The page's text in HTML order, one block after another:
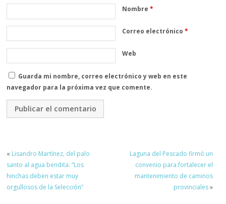
Nombre*
Correo electrónico*
Web
Guarda mi nombre, correo electrónico y web en este
navegador para la próxima vez que comente.
« Lisandro Martínez, del palo
santo al agua bendita: “Los
hinchas deben estar muy
orgullosos de la Selección”
Laguna del Pescado firmó un
convenio para fortalecer el
mantenimiento de caminos
provinciales»